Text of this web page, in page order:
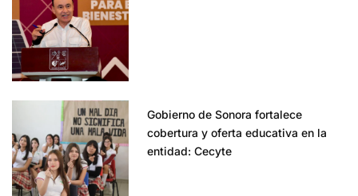
Gobierno de Sonora fortalece
cobertura y oferta educativa en la
entidad: Cecyte